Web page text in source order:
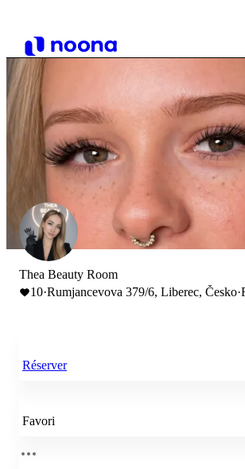
Thea Beauty Room
10·Rumjancevova 379/6, Liberec, Česko·
Réserver
Favori